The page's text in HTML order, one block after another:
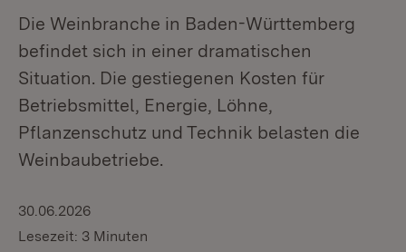
Die Weinbranche in Baden-Württemberg
befindet sich in einer dramatischen
Situation. Die gestiegenen Kosten für
Betriebsmittel, Energie, Löhne,
Pflanzenschutz und Technik belasten die
Weinbaubetriebe.
30.06.2026
Lesezeit: 3 Minuten